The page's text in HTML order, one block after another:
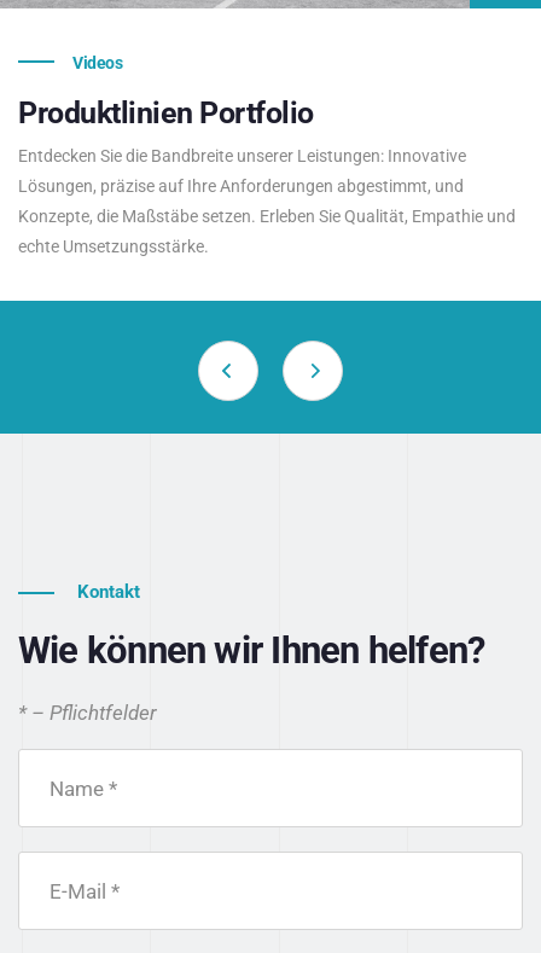
Videos
Produktlinien Portfolio
Entdecken Sie die Bandbreite unserer Leistungen: Innovative
Lösungen, präzise auf Ihre Anforderungen abgestimmt, und
Konzepte, die Maßstäbe setzen. Erleben Sie Qualität, Empathie und
echte Umsetzungsstärke.
Kontakt
Wie können wir Ihnen helfen?
* – Pflichtfelder
Name *
E-Mail *